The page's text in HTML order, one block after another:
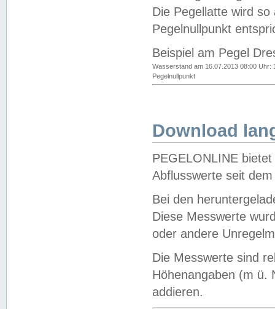
Die Pegellatte wird
Pegelnullpunkt
Beispiel am Pegel
Wasserstand am 16.07.2013 08:00 Uhr:
Pegelnullpunkt
Download
PEGELONLINE
Abflusswerte seit
Bei den
Diese Messwerte
oder andere
Die Messwerte sind
Höhenangaben (m ü.
addieren.